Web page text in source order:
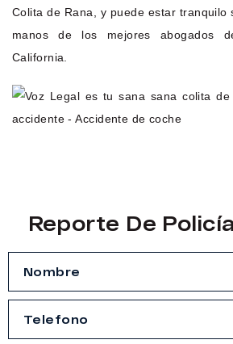
Colita de Rana, y puede estar tranquilo
manos de los mejores abogados
California.
Reporte De